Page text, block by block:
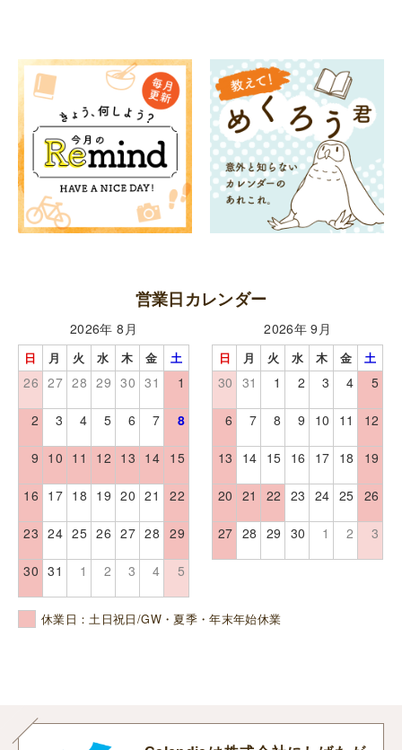
営業日カレンダー
2026年 8月
日 月 火 水 木 金 土
26 27 28 29 30 31 1
2 3 4 5 6 7 8
9 10 11 12 13 14 15
16 17 18 19 20 21 22
23 24 25 26 27 28 29
30 31 1 2 3 4 5
2026年 9月
日 月 火 水 木 金 土
30 31 1 2 3 4 5
6 7 8 9 10 11 12
13 14 15 16 17 18 19
20 21 22 23 24 25 26
27 28 29 30 1 2 3
休業日：土日祝日/GW・夏季・年末年始休業